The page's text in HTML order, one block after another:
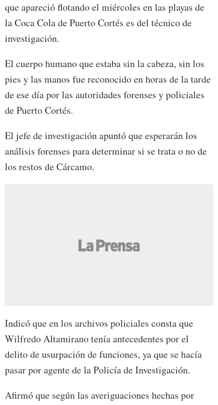
que apareció flotando el miércoles en las playas de
la Coca Cola de Puerto Cortés es del técnico de
investigación.
El cuerpo humano que estaba sin la cabeza, sin los
pies y las manos fue reconocido en horas de la tarde
de ese día por las autoridades forenses y policiales
de Puerto Cortés.
El jefe de investigación apuntó que esperarán los
análisis forenses para determinar si se trata o no de
los restos de Cárcamo.
Indicó que en los archivos policiales consta que
Wilfredo Altamirano tenía antecedentes por el
delito de usurpación de funciones, ya que se hacía
pasar por agente de la Policía de Investigación.
Afirmó que según las averiguaciones hechas por